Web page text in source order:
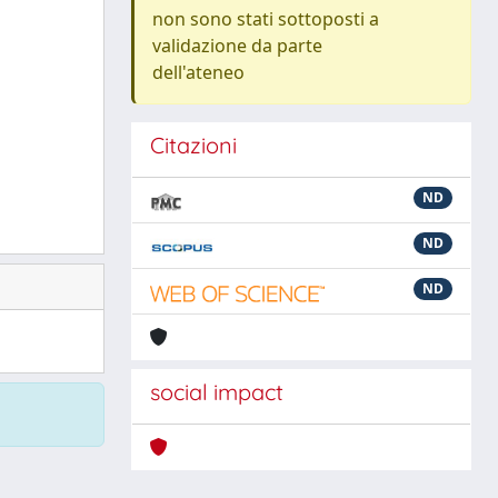
non sono stati sottoposti a
validazione da parte
dell'ateneo
Citazioni
ND
ND
ND
social impact